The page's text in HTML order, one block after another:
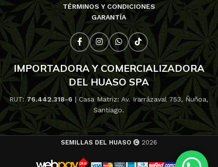
TÉRMINOS Y CONDICIONES
GARANTÍA
IMPORTADORA Y COMERCIALIZADORA
DEL HUASO SPA
RUT:76.442.318-6 | Casa Matriz: Av. Irarrázaval 753, Ñuñoa,
Santiago.
SEMILLAS DEL HUASO 2026